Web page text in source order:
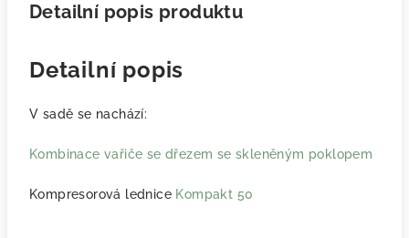
Detailní popis produktu
Detailní popis
V sadě se nachází:
Kombinace vařiče se dřezem se skleněným poklopem
Kompresorová lednice Kompakt 50